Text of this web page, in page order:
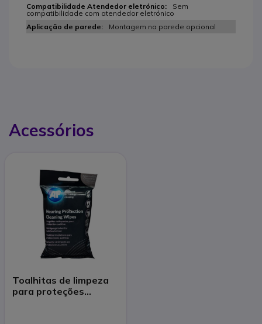
Sem
compatibilidade com atendedor eletrónico
Montagem na parede opcional
Acessórios
Toalhitas de limpeza
para proteções